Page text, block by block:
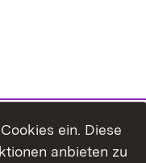
ein. Diese
anbieten zu